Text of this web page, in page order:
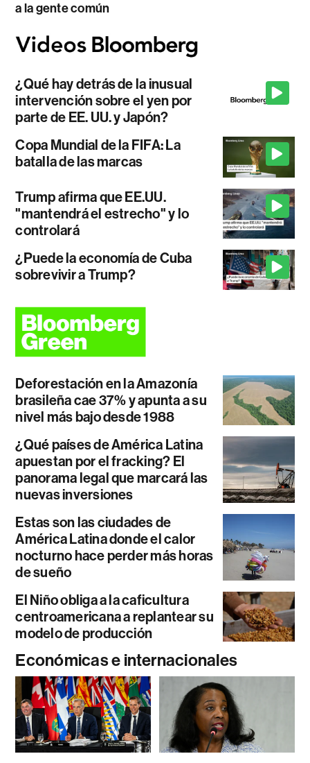
a la gente común
¿Qué hay detrás de la inusual
intervención sobre el yen por
parte de EE. UU. y Japón?
Copa Mundial de la FIFA: La
batalla de las marcas
Trump afirma que EE.UU.
"mantendrá el estrecho" y lo
controlará
¿Puede la economía de Cuba
sobrevivir a Trump?
Deforestación en la Amazonía
brasileña cae 37% y apunta a su
nivel más bajo desde 1988
¿Qué países de América Latina
apuestan por el fracking? El
panorama legal que marcará las
nuevas inversiones
Estas son las ciudades de
América Latina donde el calor
nocturno hace perder más horas
de sueño
El Niño obliga a la caficultura
centroamericana a replantear su
modelo de producción
Económicas e internacionales